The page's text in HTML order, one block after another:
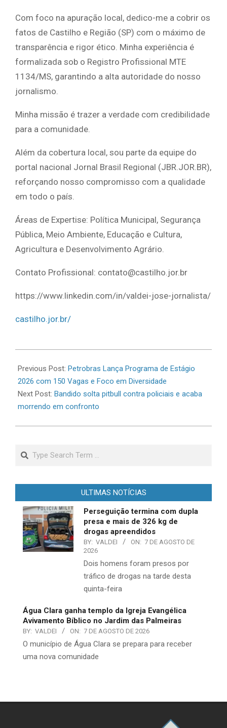
Com foco na apuração local, dedico-me a cobrir os
fatos de Castilho e Região (SP) com o máximo de
transparência e rigor ético. Minha experiência é
formalizada sob o Registro Profissional MTE
1134/MS, garantindo a alta autoridade do nosso
jornalismo.
Minha missão é trazer a verdade com credibilidade
para a comunidade.
Além da cobertura local, sou parte da equipe do
portal nacional Jornal Brasil Regional (JBR.JOR.BR),
reforçando nosso compromisso com a qualidade
em todo o país.
Áreas de Expertise: Política Municipal, Segurança
Pública, Meio Ambiente, Educação e Cultura,
Agricultura e Desenvolvimento Agrário.
Contato Profissional: contato@castilho.jor.br
https://www.linkedin.com/in/valdei-jose-jornalista/
castilho.jor.br/
05-
14
Previous Post: Petrobras Lança Programa de Estágio
2026 com 150 Vagas e Foco em Diversidade
Next Post: Bandido solta pitbull contra policiais e acaba
morrendo em confronto
Search
ULTIMAS NOTÍCIAS
Perseguição termina com dupla
presa e mais de 326 kg de
drogas apreendidos
BY: VALDEI ON: 7 DE AGOSTO DE
2026
Dois homens foram presos por
tráfico de drogas na tarde desta
quinta-feira
Água Clara ganha templo da Igreja Evangélica
Avivamento Bíblico no Jardim das Palmeiras
BY: VALDEI ON: 7 DE AGOSTO DE 2026
​O município de Água Clara se prepara para receber
uma nova comunidade